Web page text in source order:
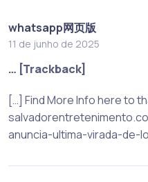
whatsapp网页版
11 de junho de 2025
… [Trackback]
[…] Find More Info here to
anuncia-ultima-virada-de-